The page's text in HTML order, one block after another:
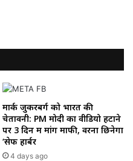
मार्क जुकरबर्ग को भारत की
चेतावनी: PM मोदी का वीडियो हटाने
पर 3 दिन में मांगें माफी, वरना छिनेगा
‘सेफ हार्बर
4 days ago